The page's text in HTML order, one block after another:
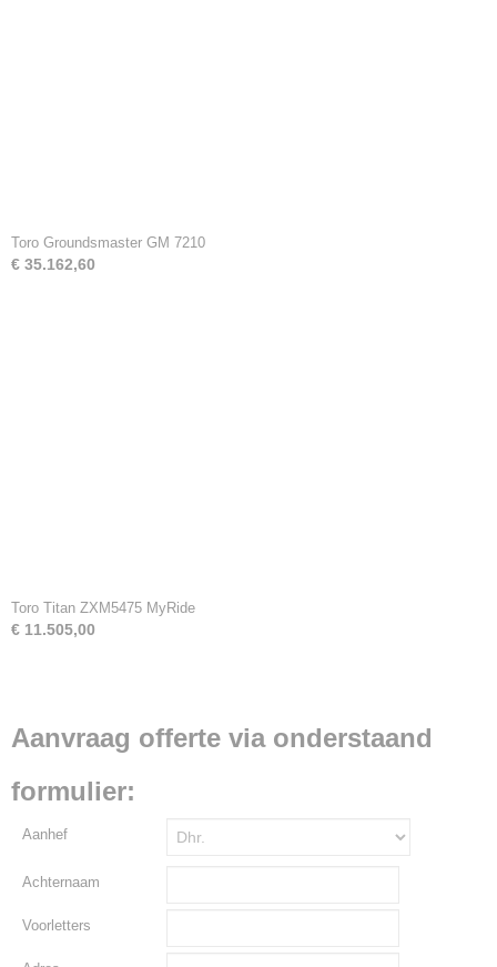
Toro Groundsmaster GM 7210
€ 35.162,60
Toro Titan ZXM5475 MyRide
€ 11.505,00
Aanvraag offerte via onderstaand
formulier:
Aanhef
Achternaam
Voorletters